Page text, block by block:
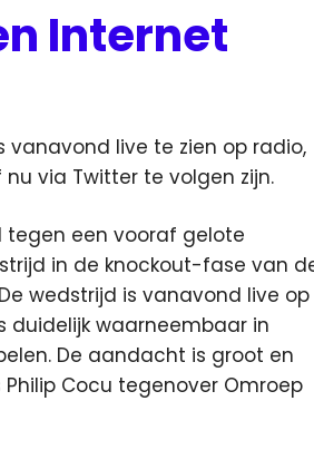
Internet
vanavond live te zien op radio,
via Twitter te volgen zijn.
tegen een vooraf gelote
in de knockout-fase van
wedstrijd is vanavond live op
duidelijk waarneembaar in
De aandacht is groot en
Cocu tegenover Omroep